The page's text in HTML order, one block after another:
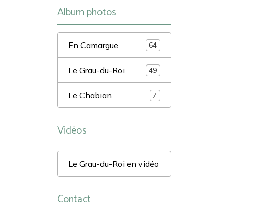
Album photos
En Camargue 64
Le Grau-du-Roi 49
Le Chabian 7
Vidéos
Le Grau-du-Roi en vidéo
Contact